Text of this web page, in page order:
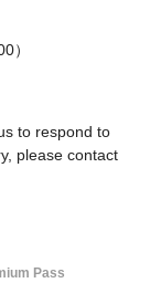
）
to respond to
please contact
Pass